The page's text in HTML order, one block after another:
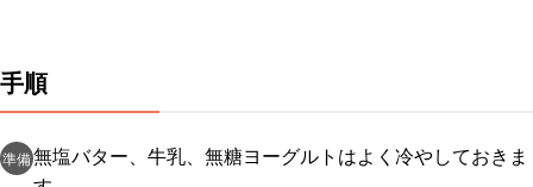
手順
準備無塩バター、牛乳、無糖ヨーグルトはよく冷やしておきま